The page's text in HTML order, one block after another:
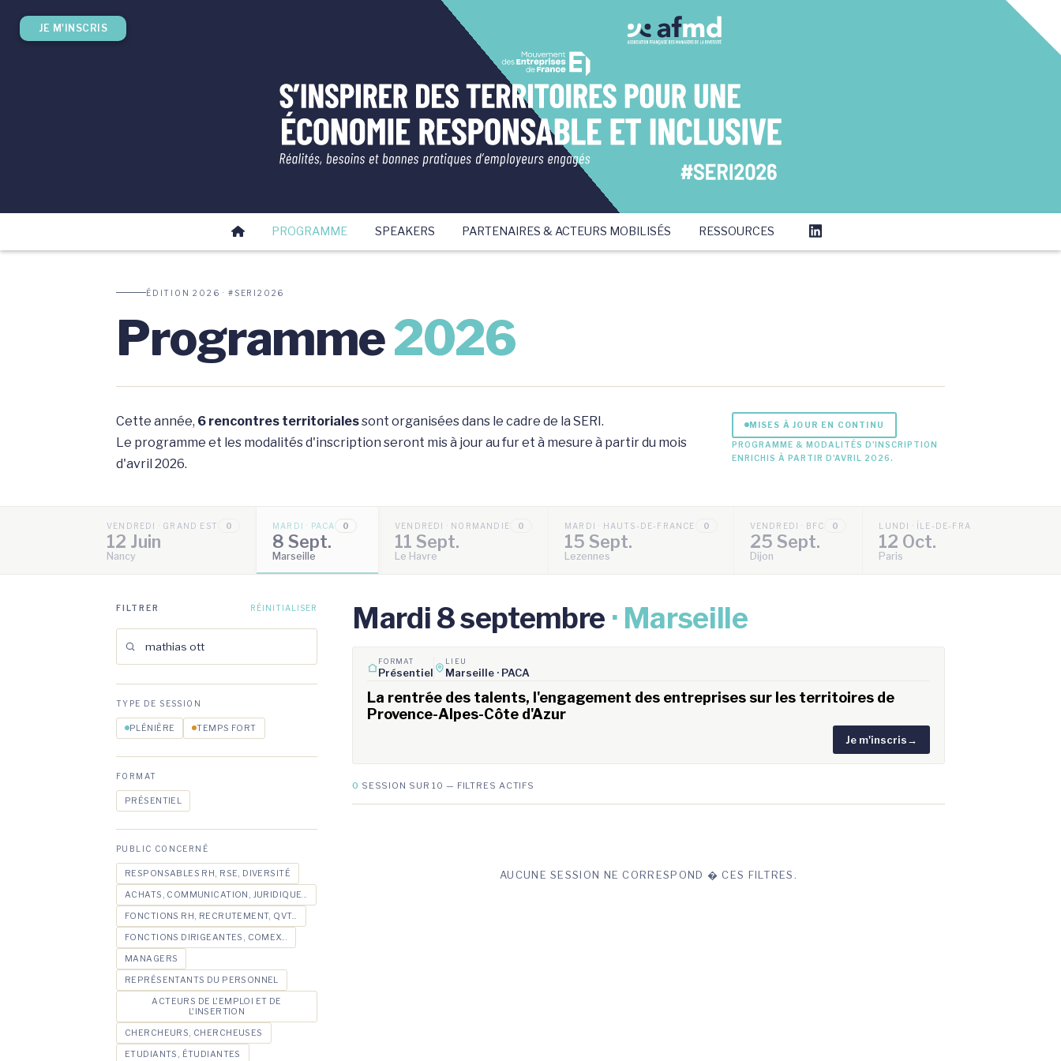
JE M'INSCRIS
PROGRAMME SPEAKERS PARTENAIRES & ACTEURS MOBILISÉS RESSOURCES
ÉDITION 2026 · #SERI2026
Programme2026
Cette année, 6 rencontres territorialessont organisées dans le cadre de la SERI.
Le programme et les modalités d'inscription seront mis à jour au fur et à mesure à partir du mois
d'avril 2026.
MISES À JOUR EN CONTINU
PROGRAMME & MODALITÉS D'INSCRIPTION
ENRICHIS À PARTIR D'AVRIL 2026.
VENDREDI · GRAND EST 0
12 Juin
Nancy
MARDI · PACA 0
8 Sept.
Marseille
VENDREDI · NORMANDIE 0
11 Sept.
Le Havre
MARDI · HAUTS-DE-FRANCE 0
15 Sept.
Lezennes
VENDREDI · BFC 0
25 Sept.
Dijon
LUNDI · ÎLE-DE-FRANCE
12 Oct.
Paris
FILTRER RÉINITIALISER
TYPE DE SESSION
PLÉNIÈRE TEMPS FORT
FORMAT
PRÉSENTIEL
PUBLIC CONCERNÉ
RESPONSABLES RH, RSE, DIVERSITÉ
ACHATS, COMMUNICATION, JURIDIQUE...
FONCTIONS RH, RECRUTEMENT, QVT...
FONCTIONS DIRIGEANTES, COMEX...
MANAGERS
REPRÉSENTANTS DU PERSONNEL
ACTEURS DE L'EMPLOI ET DE
L'INSERTION
CHERCHEURS, CHERCHEUSES
ETUDIANTS, ÉTUDIANTES
Mardi 8 septembre · Marseille
FORMAT
Présentiel
LIEU
Marseille · PACA
La rentrée des talents, l'engagement des entreprises sur les territoires de
Provence-Alpes-Côte d'Azur
Je m'inscris→
0 SESSION SUR 10 — FILTRES ACTIFS
AUCUNE SESSION NE CORRESPOND � CES FILTRES.